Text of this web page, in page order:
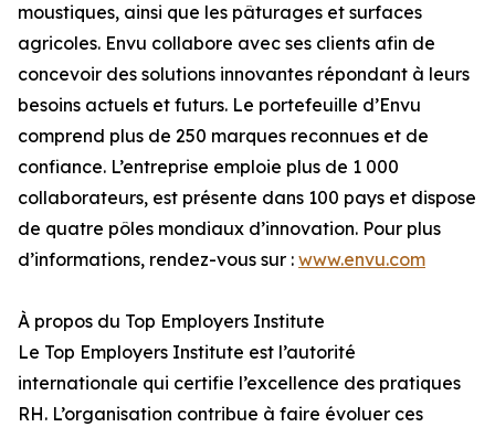
moustiques, ainsi que les pâturages et surfaces
agricoles. Envu collabore avec ses clients afin de
concevoir des solutions innovantes répondant à leurs
besoins actuels et futurs. Le portefeuille d’Envu
comprend plus de 250 marques reconnues et de
confiance. L’entreprise emploie plus de 1 000
collaborateurs, est présente dans 100 pays et dispose
de quatre pôles mondiaux d’innovation. Pour plus
d’informations, rendez-vous sur : www.envu.com
À propos du Top Employers Institute
Le Top Employers Institute est l’autorité
internationale qui certifie l’excellence des pratiques
RH. L’organisation contribue à faire évoluer ces